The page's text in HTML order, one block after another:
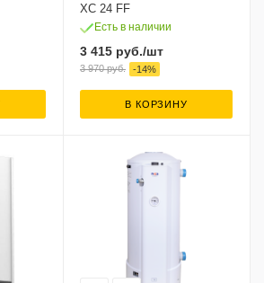
XC 24 FF
Есть в наличии
3 415 руб./шт
3 970руб. -14%
В КОРЗИНУ